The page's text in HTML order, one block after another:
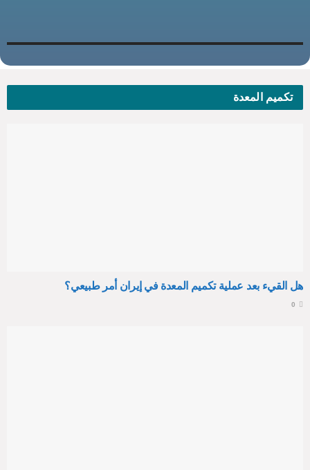
تكميم المعدة
هل القيء بعد عملية تكميم المعدة في إيران أمر طبيعي؟